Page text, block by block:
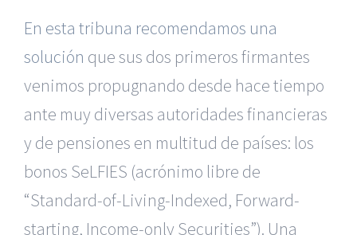
En esta tribuna recomendamos una
solución que sus dos primeros firmantes
venimos propugnando desde hace tiempo
ante muy diversas autoridades financieras
y de pensiones en multitud de países: los
bonos SeLFIES (acrónimo libre de
“Standard-of-Living-Indexed, Forward-
starting, Income-only Securities”). Una